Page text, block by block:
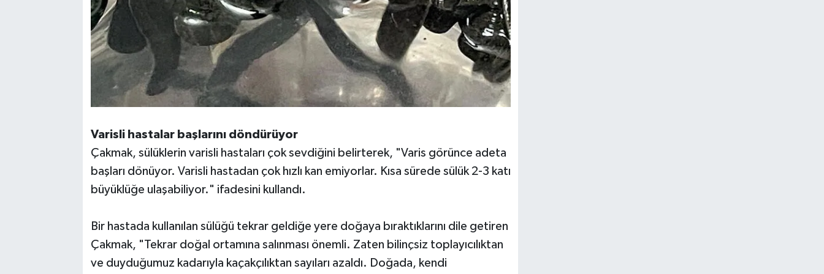
Varisli hastalar başlarını döndürüyor
Çakmak, sülüklerin varisli hastaları çok sevdiğini belirterek, "Varis görünce adeta
başları dönüyor. Varisli hastadan çok hızlı kan emiyorlar. Kısa sürede sülük 2-3 katı
büyüklüğe ulaşabiliyor." ifadesini kullandı.
Bir hastada kullanılan sülüğü tekrar geldiğe yere doğaya bıraktıklarını dile getiren
Çakmak, "Tekrar doğal ortamına salınması önemli. Zaten bilinçsiz toplayıcılıktan
ve duyduğumuz kadarıyla kaçakçılıktan sayıları azaldı. Doğada, kendi